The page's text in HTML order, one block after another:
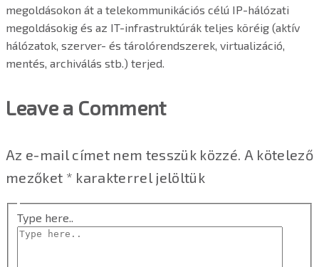
megoldásokon át a telekommunikációs célú IP-hálózati
megoldásokig és az IT-infrastruktúrák teljes köréig (aktív
hálózatok, szerver- és tárolórendszerek, virtualizáció,
mentés, archiválás stb.) terjed.
Leave a Comment
Az e-mail címet nem tesszük közzé. A kötelező
mezőket * karakterrel jelöltük
Type here..